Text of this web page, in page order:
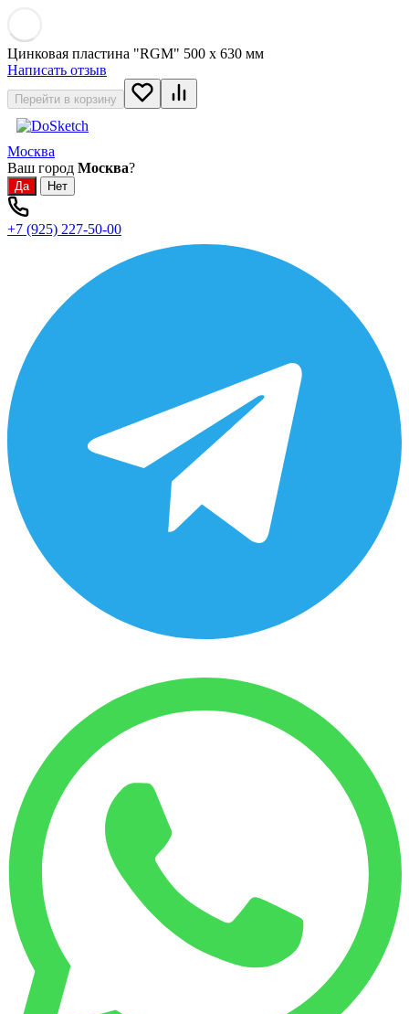
Цинковая пластина "RGM" 500 х 630 мм
Написать отзыв
Перейти в корзину
Москва
Ваш город Москва?
+7 (925) 227-50-00